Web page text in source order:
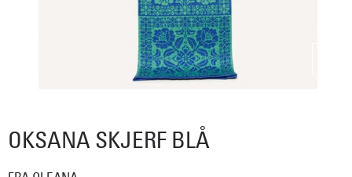
OKSANA SKJERF BLÅ